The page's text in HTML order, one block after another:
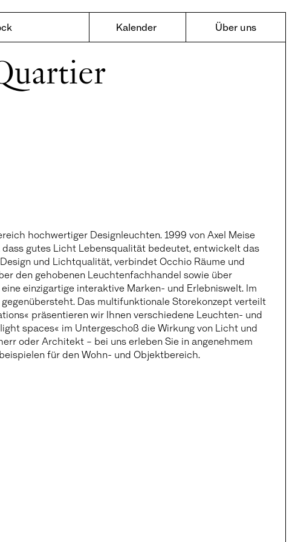
Kalender Über uns
hochwertiger Designleuchten. 1999 von Axel Meise
gutes Licht Lebensqualität bedeutet, entwickelt das
und Lichtqualität, verbindet Occhio Räume und
den gehobenen Leuchtenfachhandel sowie über
einzigartige interaktive Marken- und Erlebniswelt. Im
Das multifunktionale Storekonzept verteilt
präsentieren wir Ihnen verschiedene Leuchten- und
spaces« im Untergeschoß die Wirkung von Licht und
oder Architekt – bei uns erleben Sie in angenehmem
für den Wohn- und Objektbereich.